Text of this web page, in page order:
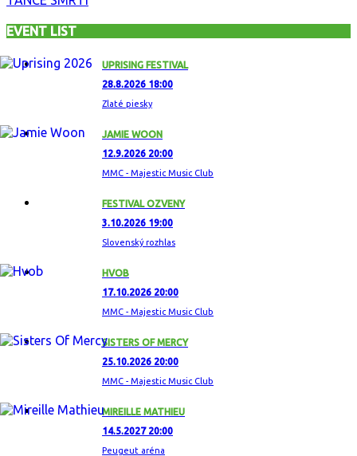
EVENT LIST
UPRISING FESTIVAL
28.8.2026 18:00
Zlaté piesky
JAMIE WOON
12.9.2026 20:00
MMC - Majestic Music Club
FESTIVAL OZVENY
3.10.2026 19:00
Slovenský rozhlas
HVOB
17.10.2026 20:00
MMC - Majestic Music Club
SISTERS OF MERCY
25.10.2026 20:00
MMC - Majestic Music Club
MIREILLE MATHIEU
14.5.2027 20:00
Peugeut aréna